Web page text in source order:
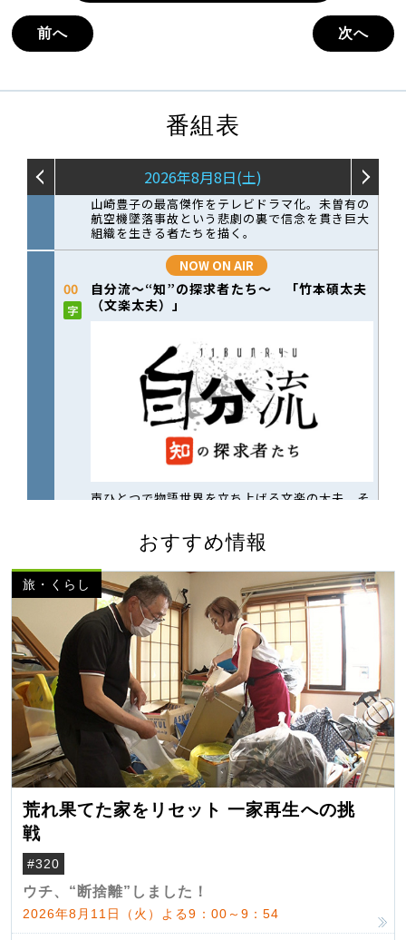
前へ 次へ
番組表
おすすめ情報
旅・くらし
荒れ果てた家をリセット 一家再生への挑
戦
#320
ウチ、“断捨離”しました！
2026年8月11日（火）よる9：00～9：54